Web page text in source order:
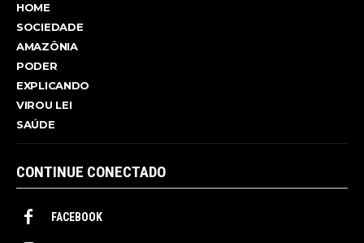
HOME
SOCIEDADE
AMAZÔNIA
PODER
EXPLICANDO
VIROU LEI
SAÚDE
CONTINUE CONECTADO
FACEBOOK